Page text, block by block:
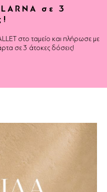
σε 3
στο ταμείο και πλήρωσε με
σε 3 άτοκες δόσεις!